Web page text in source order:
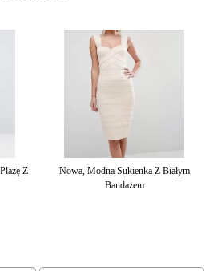
Z
Nowa, Modna Sukienka Z Białym
Bandażem